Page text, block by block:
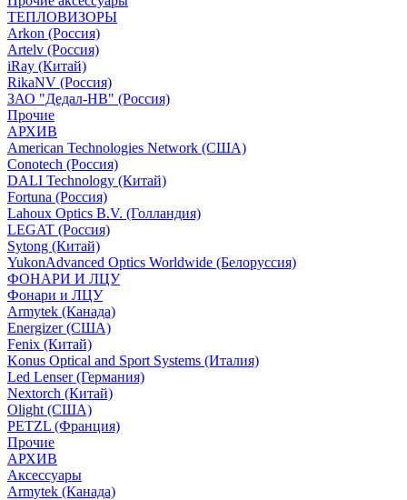
ТЕПЛОВИЗОРЫ
Arkon (Россия)
Artelv (Россия)
iRay (Китай)
RikaNV (Россия)
ЗАО "Дедал-НВ" (Россия)
Прочие
АРХИВ
American Technologies Network (США)
Conotech (Россия)
DALI Technology (Китай)
Fortuna (Россия)
Lahoux Optics B.V. (Голландия)
LEGAT (Россия)
Sytong (Китай)
YukonAdvanced Optics Worldwide (Белоруссия)
ФОНАРИ И ЛЦУ
Фонари и ЛЦУ
Armytek (Канада)
Energizer (США)
Fenix (Китай)
Konus Optical and Sport Systems (Италия)
Led Lenser (Германия)
Nextorch (Китай)
Olight (США)
PETZL (Франция)
Прочие
АРХИВ
Аксессуары
Armytek (Канада)